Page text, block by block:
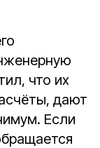
что их
дают
Если